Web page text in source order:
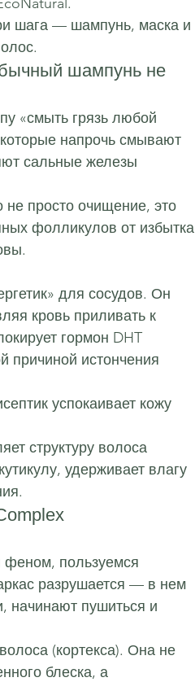
шага — шампунь, маска и
шампунь не
«смыть грязь любой
напрочь смывают
сальные железы
просто очищение, это
фолликулов от избытка
для сосудов. Он
кровь приливать к
гормон DHT
причиной истончения
успокаивает кожу
структуру волоса
удерживает влагу
феном, пользуемся
разрушается — в нем
начинают пушиться и
(кортекса). Она не
блеска, а